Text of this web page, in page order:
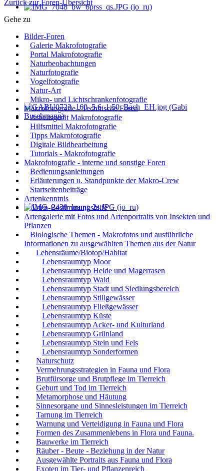
Zurück zur Foren-Übersicht
Gehe zu
Bilder-Foren
Galerie Makrofotografie
Portal Makrofotografie
Naturbeobachtungen
Naturfotografie
Vogelfotografie
Natur-Art
Mikro- und Lichtschrankenfotografie
Makrofotografie - Technische Foren
Arbeitsgerät Makrofotografie
Hilfsmittel Makrofotografie
Tipps Makrofotografie
Digitale Bildbearbeitung
Tutorials - Makrofotografie
Makrofotografie - interne und sonstige Foren
Bedienungsanleitungen
Erläuterungen u. Standpunkte der Makro-Crew
Startseitenbeiträge
Artenkenntnis
Arten-Bestimmungshilfe
Artengalerie mit Fotos und Artenportraits von Insekten und
Pflanzen
Biologische Themen - Makrofotos und ausführliche
Informationen zu ausgewählten Themen aus der Natur
Lebensräume/Biotop/Habitat
Lebensraumtyp Moor
Lebensraumtyp Heide und Magerrasen
Lebensraumtyp Wald
Lebensraumtyp Stadt und Siedlungsbereich
Lebensraumtyp Stillgewässer
Lebensraumtyp Fließgewässer
Lebensraumtyp Küste
Lebensraumtyp Acker- und Kulturland
Lebensraumtyp Grünland
Lebensraumtyp Stein und Fels
Lebensraumtyp Sonderformen
Naturschutz
Vermehrungsstrategien in Fauna und Flora
Brutfürsorge und Brutpflege im Tierreich
Geburt und Tod im Tierreich
Metamorphose und Häutung
Sinnesorgane und Sinnesleistungen im Tierreich
Tarnung im Tierreich
Warnung und Verteidigung in Fauna und Flora
Formen des Zusammenlebens in Flora und Fauna.
Bauwerke im Tierreich
Räuber - Beute - Beziehung in der Natur
Ausgewählte Portraits aus Fauna und Flora
Exoten im Tier- und Pflanzenreich